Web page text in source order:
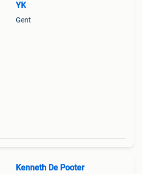
YK
Gent
Kenneth De Pooter